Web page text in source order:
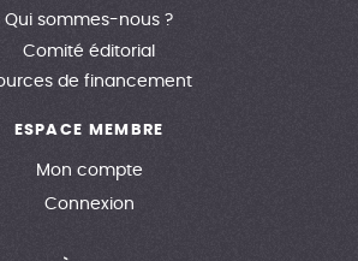
Qui sommes-nous ?
Comité éditorial
de financement
ESPACE MEMBRE
Mon compte
Connexion